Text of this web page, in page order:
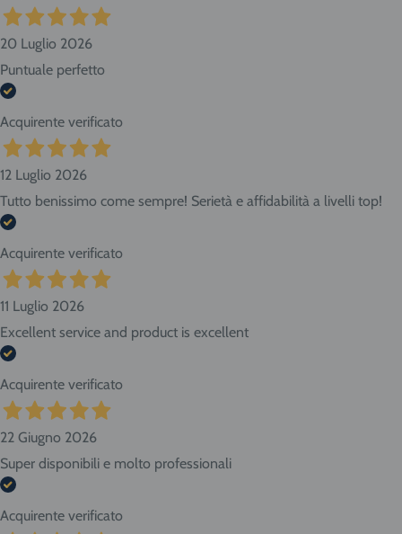
20 Luglio 2026
Puntuale perfetto
Acquirente verificato
12 Luglio 2026
Tutto benissimo come sempre! Serietà e affidabilità a livelli top!
Acquirente verificato
11 Luglio 2026
Excellent service and product is excellent
Acquirente verificato
22 Giugno 2026
Super disponibili e molto professionali
Acquirente verificato